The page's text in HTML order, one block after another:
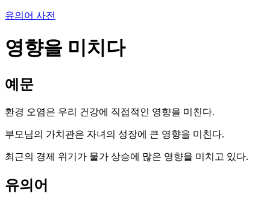
유의어 사전
영향을 미치다
예문
환경 오염은 우리 건강에 직접적인 영향을 미친다.
부모님의 가치관은 자녀의 성장에 큰 영향을 미친다.
최근의 경제 위기가 물가 상승에 많은 영향을 미치고 있다.
유의어